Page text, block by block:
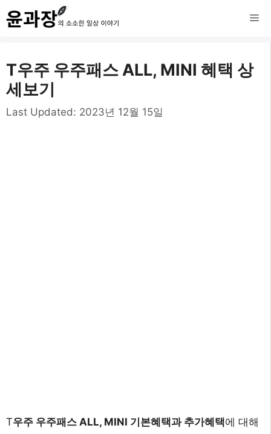
컨
텐
건
너
메
T우주 우주패스 ALL, MINI 혜택 상
세보기
Last Updated: 2023년 12월 15일
T우주 우주패스 ALL, MINI 기본혜택과 추가혜택에 대해